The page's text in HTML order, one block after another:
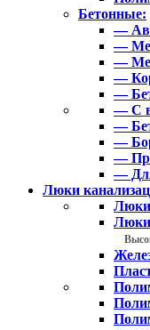
Бетонные:
—
—
—
—
—
— С
—
—
—
—
Люки